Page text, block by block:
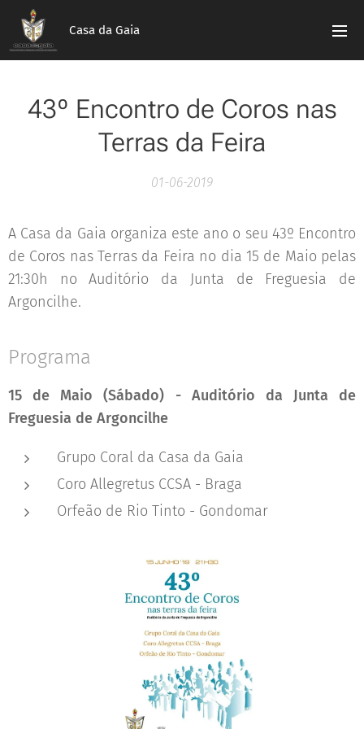
Casa da Gaia
43º Encontro de Coros nas
Terras da Feira
01-06-2019
A Casa da Gaia organiza este ano o seu 43º Encontro
de Coros nas Terras da Feira no dia 15 de Maio pelas
21:30h no Auditório da Junta de Freguesia de
Argoncilhe.
Programa
15 de Maio (Sábado) - Auditório da Junta de
Freguesia de Argoncilhe
Grupo Coral da Casa da Gaia
Coro Allegretus CCSA - Braga
Orfeão de Rio Tinto - Gondomar